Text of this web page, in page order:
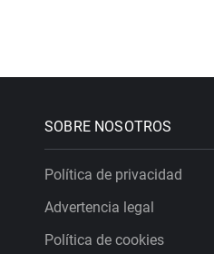
SOBRE NOSOTROS
Política de privacidad
Advertencia legal
Política de cookies